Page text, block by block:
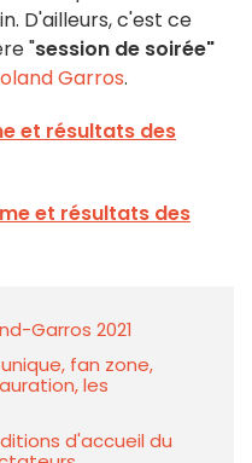
D'ailleurs, c'est ce
"session de soirée"
Garros.
et résultats des
et résultats des
Garros 2021
fan zone,
les
d'accueil du